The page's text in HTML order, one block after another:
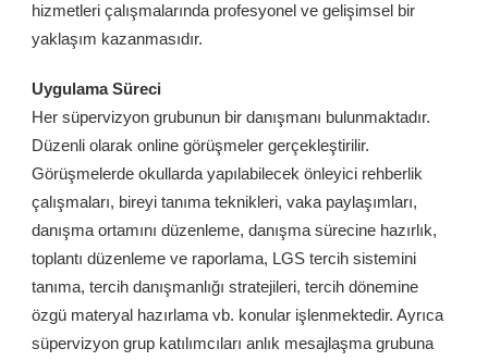
hizmetleri çalışmalarında profesyonel ve gelişimsel bir
yaklaşım kazanmasıdır.
Uygulama Süreci
Her süpervizyon grubunun bir danışmanı bulunmaktadır.
Düzenli olarak online görüşmeler gerçekleştirilir.
Görüşmelerde okullarda yapılabilecek önleyici rehberlik
çalışmaları, bireyi tanıma teknikleri, vaka paylaşımları,
danışma ortamını düzenleme, danışma sürecine hazırlık,
toplantı düzenleme ve raporlama, LGS tercih sistemini
tanıma, tercih danışmanlığı stratejileri, tercih dönemine
özgü materyal hazırlama vb. konular işlenmektedir. Ayrıca
süpervizyon grup katılımcıları anlık mesajlaşma grubuna